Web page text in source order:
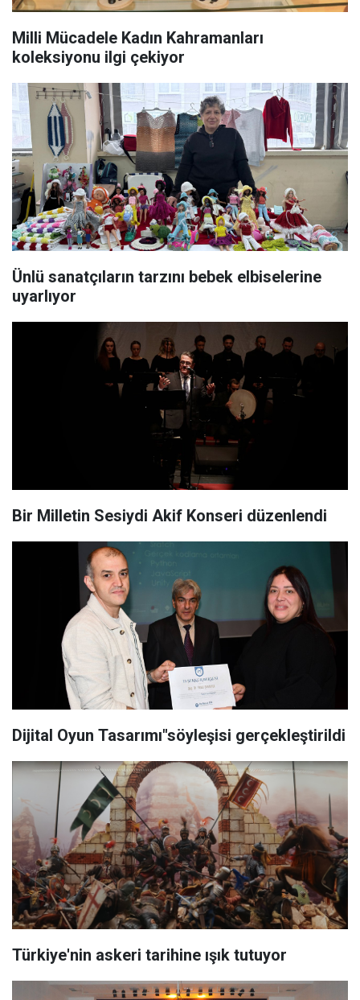
Milli Mücadele Kadın Kahramanları
koleksiyonu ilgi çekiyor
Ünlü sanatçıların tarzını bebek elbiselerine
uyarlıyor
Bir Milletin Sesiydi Akif Konseri düzenlendi
Dijital Oyun Tasarımı"söyleşisi gerçekleştirildi
Türkiye'nin askeri tarihine ışık tutuyor